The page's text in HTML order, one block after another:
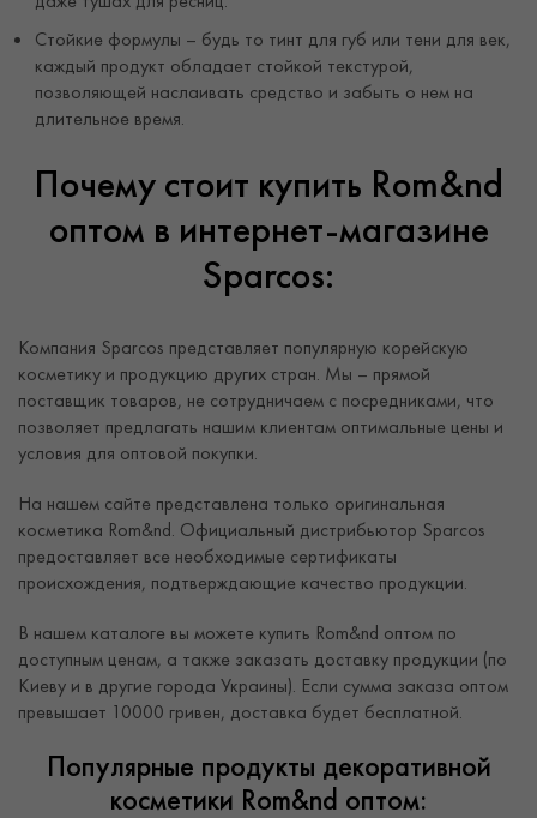
Стойкие формулы – будь то тинт для губ или тени для век,
каждый продукт обладает стойкой текстурой,
позволяющей наслаивать средство и забыть о нем на
длительное время.
Почему стоит купить Rom&nd
оптом в интернет-магазине
Sparcos:
Компания Sparcos представляет популярную корейскую
косметику и продукцию других стран. Мы – прямой
поставщик товаров, не сотрудничаем с посредниками, что
позволяет предлагать нашим клиентам оптимальные цены и
условия для оптовой покупки.
На нашем сайте представлена только оригинальная
косметика Rom&nd. Официальный дистрибьютор Sparcos
предоставляет все необходимые сертификаты
происхождения, подтверждающие качество продукции.
В нашем каталоге вы можете купить Rom&nd оптом по
доступным ценам, а также заказать доставку продукции (по
Киеву и в другие города Украины). Если сумма заказа оптом
превышает 10000 гривен, доставка будет бесплатной.
Популярные продукты декоративной
косметики Rom&nd оптом: